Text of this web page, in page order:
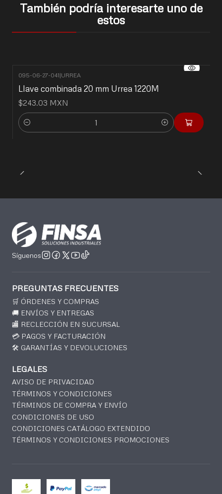
También podría interesarte uno de
estos
095-06-27-041|URREA
Llave combinada 20 mm Urrea 1220M
$243.03 MXN
Cantidad
Síguenos
PREGUNTAS FRECUENTES
🛒 ÓRDENES Y COMPRAS
🚚 ENVÍOS Y ENTREGAS
🏬 RECLECCIÓN EN SUCURSAL
💳 PAGOS Y FACTURACIÓN
🛠️ GARANTÍAS Y DEVOLUCIONES
LEGALES
AVISO DE PRIVACIDAD
TÉRMINOS Y CONDICIONES
TÉRMINOS DE COMPRA Y ENVÍO
CONDICIONES DE USO
CONDICIONES CATÁLOGO EXTENDIDO
TÉRMINOS Y CONDICIONES PROMOCIONES